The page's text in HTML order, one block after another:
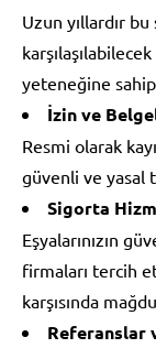
Uzun yıllardır
yeteneğine
İzin ve
Resmi olarak
güvenli ve yasal
Sigorta
Eşyalarınızın
firmaları tercih
karşısında
Referanslar